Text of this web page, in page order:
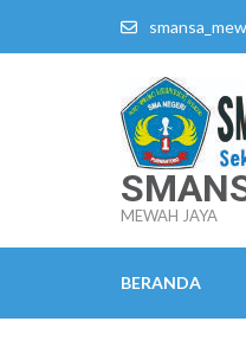
MEWAH JAYA
BERANDA